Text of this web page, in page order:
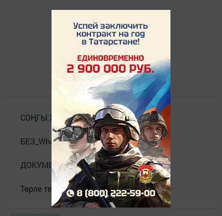
СОҢГЫ ХӘБӘРЛӘР
БЕЗ_WhatsApp_та
ДОКУМЕНТЛАР
Төрле темалар